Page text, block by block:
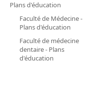
Plans d'éducation
Faculté de Médecine -
Plans d'éducation
Faculté de médecine
dentaire - Plans
d'éducation